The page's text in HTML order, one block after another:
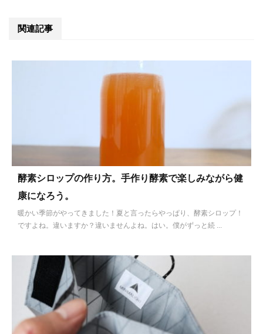
関連記事
酵素シロップの作り方。手作り酵素で楽しみながら健
康になろう。
暖かい季節がやってきました！夏と言ったらやっぱり、酵素シロップ！
ですよね。違いますか？違いませんよね。はい。僕がずっと続 ...